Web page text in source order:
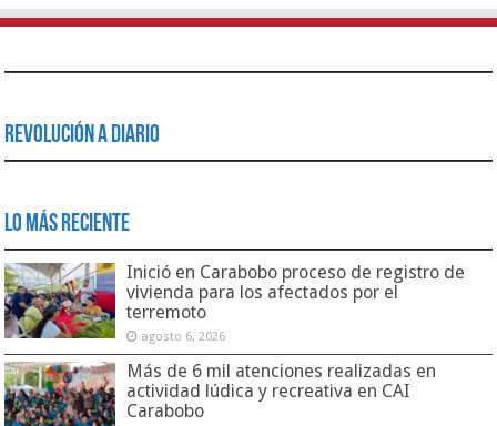
Revolución a Diario
Lo Más Reciente
Inició en Carabobo proceso de registro de
vivienda para los afectados por el
terremoto
agosto 6, 2026
Más de 6 mil atenciones realizadas en
actividad lúdica y recreativa en CAI
Carabobo